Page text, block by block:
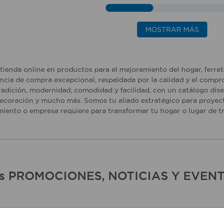
MOSTRAR MÁS
online en productos para el mejoramiento del hogar,
de compra excepcional, respaldada por la calidad y el
modernidad, comodidad y facilidad, con un catálogo
y mucho más. Somos tu aliado estratégico para
o empresa requiere para transformar tu hogar o lugar de
NOTICIAS Y